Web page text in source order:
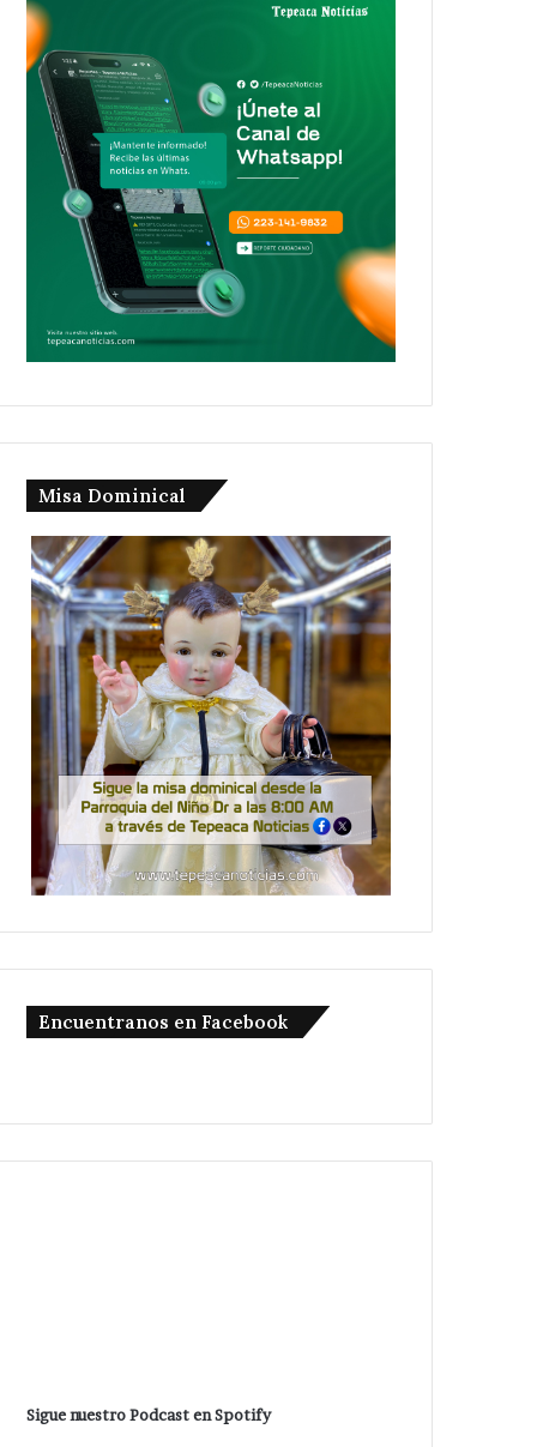
Misa Dominical
Encuentranos en Facebook
Sigue nuestro Podcast en Spotify